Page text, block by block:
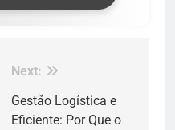
Next:
Gestão Logística e
Eficiente: Por Que o